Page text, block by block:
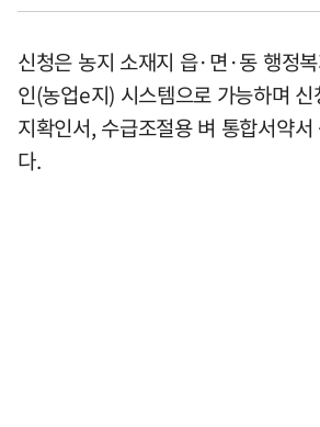
신청은 농지 소재지 읍·면·동 행정
인(농업e지) 시스템으로 가능하며
지확인서, 수급조절용 벼 통합서약
다.